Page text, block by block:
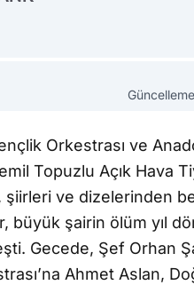
Orkestrası ve
Topuzlu Açık Hava
şiirleri ve dizelerinden
büyük şairin ölüm yıl
Gecede, Şef Orhan
Ahmet Aslan,